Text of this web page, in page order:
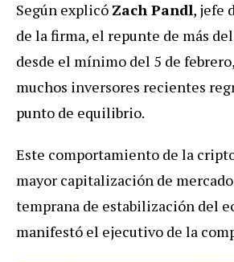
Según explicó Zach Pandl, jefe
de la firma, el repunte de más del
desde el mínimo del 5 de
muchos inversores recientes
punto de equilibrio.
Este comportamiento de la
mayor capitalización de
temprana de estabilización del
manifestó el ejecutivo de la